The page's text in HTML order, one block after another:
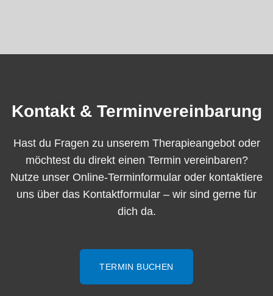
Kontakt & Terminvereinbarung
Hast du Fragen zu unserem Therapieangebot oder
möchtest du direkt einen Termin vereinbaren?
Nutze unser Online-Terminformular oder kontaktiere
uns über das Kontaktformular – wir sind gerne für
dich da.
TERMIN BUCHEN